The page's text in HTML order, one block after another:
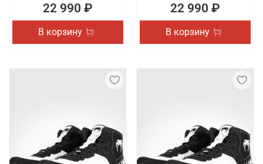
22 990 ₽
В корзину
22 990 ₽
В корзину